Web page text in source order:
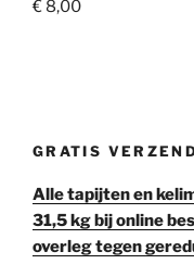
€ 8,00
GRATIS
Alle tapijten en
31,5 kg bij online
overleg tegen